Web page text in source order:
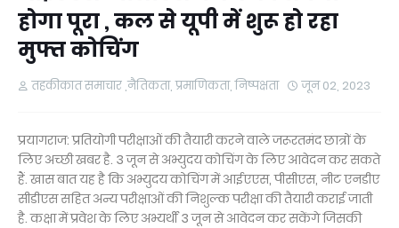
होगा पूरा , कल से यूपी में शुरू हो रहा
मुफ्त कोचिंग
तहकीकात समाचार ,नैतिकता, प्रमाणिकता, निष्पक्षता जून 02, 2023
प्रयागराज: प्रतियोगी परीक्षाओं की तैयारी करने वाले जरूरतमंद छात्रों के
लिए अच्छी खबर है. 3 जून से अभ्युदय कोचिंग के लिए आवेदन कर सकते
हैं. खास बात यह है कि अभ्युदय कोचिंग में आईएएस, पीसीएस, नीट एनडीए
सीडीएस सहित अन्य परीक्षाओं की निशुल्क परीक्षा की तैयारी कराई जाती
है. कक्षा में प्रवेश के लिए अभ्यर्थी 3 जून से आवेदन कर सकेंगे जिसकी